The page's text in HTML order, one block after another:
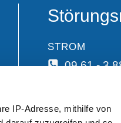
IP-Adresse, mithilfe von
STROM
09 61 - 3